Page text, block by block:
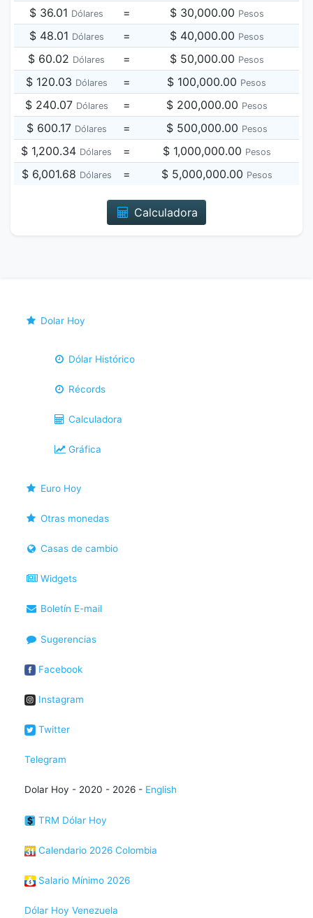
$ 36.01 Dólares = $ 30,000.00 Pesos
$ 48.01 Dólares = $ 40,000.00 Pesos
$ 60.02 Dólares = $ 50,000.00 Pesos
$ 120.03 Dólares = $ 100,000.00 Pesos
$ 240.07 Dólares = $ 200,000.00 Pesos
$ 600.17 Dólares = $ 500,000.00 Pesos
$ 1,200.34 Dólares = $ 1,000,000.00 Pesos
$ 6,001.68 Dólares = $ 5,000,000.00 Pesos
Calculadora
Dolar Hoy
Dólar Histórico
Récords
Calculadora
Gráfica
Euro Hoy
Otras monedas
Casas de cambio
Widgets
Boletín E-mail
Sugerencias
Facebook
Instagram
Twitter
Telegram
Dolar Hoy - 2020 - 2026 - English
TRM Dólar Hoy
Calendario 2026 Colombia
Salario Mínimo 2026
Dólar Hoy Venezuela